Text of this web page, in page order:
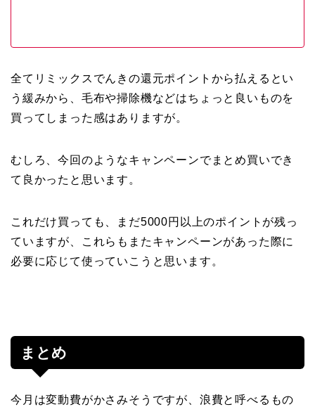
全てリミックスでんきの還元ポイントから払えるとい
う緩みから、毛布や掃除機などはちょっと良いものを
買ってしまった感はありますが。
むしろ、今回のようなキャンペーンでまとめ買いでき
て良かったと思います。
これだけ買っても、まだ5000円以上のポイントが残っ
ていますが、これらもまたキャンペーンがあった際に
必要に応じて使っていこうと思います。
まとめ
今月は変動費がかさみそうですが、浪費と呼べるもの